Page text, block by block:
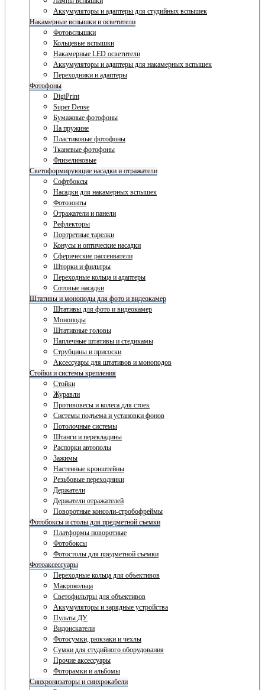
Аккумуляторы и адаптеры для студийных вспышек
Накамерные вспышки и осветители
Фотовспышки
Кольцевые вспышки
Накамерные LED осветители
Аккумуляторы и адаптеры для накамерных вспышек
Переходники и адаптеры
Фотофоны
DigiPrint
Super Dense
Бумажные фотофоны
На пружине
Пластиковые фотофоны
Тканевые фотофоны
Флизелиновые
Светоформирующие насадки и отражатели
Софтбоксы
Насадки для накамерных вспышек
Фотозонты
Отражатели и панели
Рефлекторы
Портретные тарелки
Конусы и оптические насадки
Сферические рассеиватели
Шторки и фильтры
Переходные кольца и адаптеры
Сотовые насадки
Штативы и моноподы для фото и видеокамер
Штативы для фото и видеокамер
Моноподы
Штативные головы
Наплечные штативы и стедикамы
Струбцины и присоски
Аксессуары для штативов и моноподов
Стойки и системы крепления
Стойки
Журавли
Противовесы и колеса для стоек
Системы подъема и установки фонов
Потолочные системы
Штанги и перекладины
Распорки автополы
Зажимы
Настенные кронштейны
Резьбовые переходники
Держатели
Держатели отражателей
Поворотные консоли-стробофреймы
Фотобоксы и столы для предметной съемки
Платформы поворотные
Фотобоксы
Фотостолы для предметной съемки
Фотоаксессуары
Переходные кольца для объективов
Макрокольца
Светофильтры для объективов
Аккумуляторы и зарядные устройства
Пульты ДУ
Видоискатели
Фотосумки, рюкзаки и чехлы
Сумки для студийного оборудования
Прочие аксессуары
Фоторамки и альбомы
Синхронизаторы и синхрокабели